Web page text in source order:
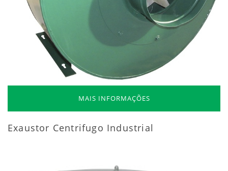
MAIS INFORMAÇÕES
Exaustor Centrifugo Industrial